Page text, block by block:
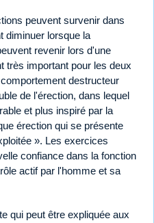
peuvent survenir dans
diminuer lorsque la
revenir lors d'une
très important pour les deux
destructeur
de l'érection, dans lequel
et plus inspiré par la
érection qui se présente
». Les exercices
confiance dans la fonction
actif par l'homme et sa
qui peut être expliquée aux